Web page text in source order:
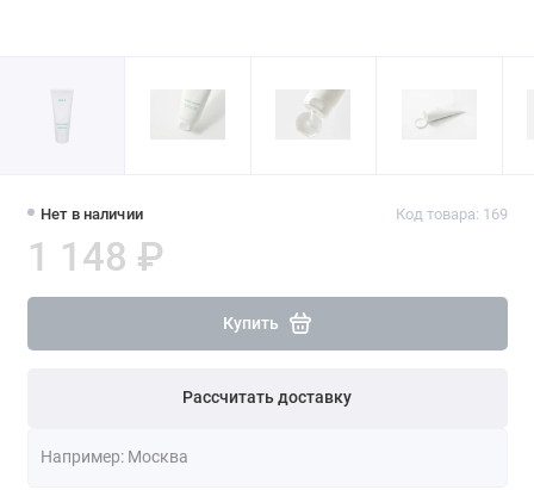
Нет в наличии Код товара: 169
1 148 ₽
Купить
Рассчитать доставку